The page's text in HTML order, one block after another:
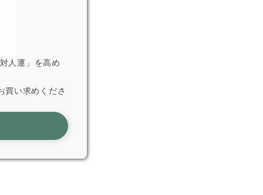
人運」を高め
買い求めくださ